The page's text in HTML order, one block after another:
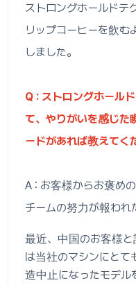
ストロングホールドテ
リップコーヒーを飲む
しました。
Q : ストロングホール
て、やりがいを感じた
ードがあれば教えてく
A : お客様からお褒め
チームの努力が報われ
最近、中国のお客様
は当社のマシンにとて
造中止になったモデル